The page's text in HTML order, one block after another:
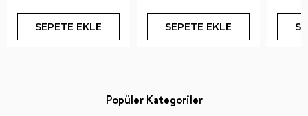
SEPETE EKLE SEPETE EKLE
Popüler Kategoriler